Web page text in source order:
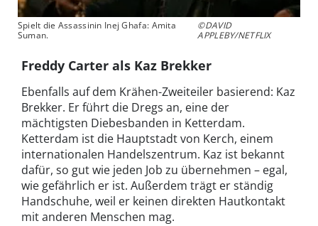
Spielt die Assassinin Inej Ghafa: Amita
Suman.
©DAVID
APPLEBY/NETFLIX
Freddy Carter als Kaz Brekker
Ebenfalls auf dem Krähen-Zweiteiler basierend: Kaz
Brekker. Er führt die Dregs an, eine der
mächtigsten Diebesbanden in Ketterdam.
Ketterdam ist die Hauptstadt von Kerch, einem
internationalen Handelszentrum. Kaz ist bekannt
dafür, so gut wie jeden Job zu übernehmen – egal,
wie gefährlich er ist. Außerdem trägt er ständig
Handschuhe, weil er keinen direkten Hautkontakt
mit anderen Menschen mag.